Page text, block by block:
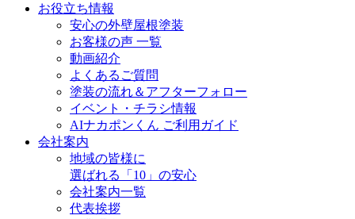
お役立ち情報
安心の外壁屋根塗装
お客様の声 一覧
動画紹介
よくあるご質問
塗装の流れ＆アフターフォロー
イベント・チラシ情報
AIナカポンくん ご利用ガイド
会社案内
地域の皆様に
選ばれる「10」の安心
会社案内一覧
代表挨拶